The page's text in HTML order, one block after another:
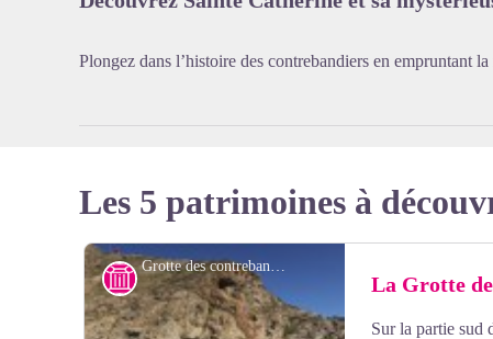
Plongez dans l’histoire des contrebandiers en empruntant la
Les 5 patrimoines à
Grotte des contrebandiers - Plongée Port-Vendres
Histoire La Grotte
Sur la partie sud